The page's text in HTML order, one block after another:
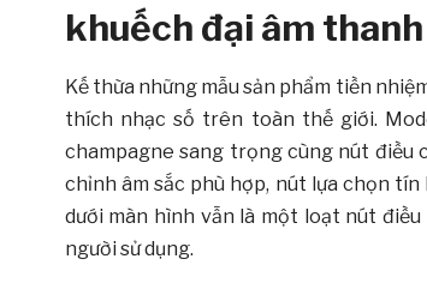
khuếch đại âm
Kế thừa những mẫu sản phẩm tiền
thích nhạc số trên toàn thế giới.
champagne sang trọng cùng nút điều
chỉnh âm sắc phù hợp, nút lựa chọn
dưới màn hình vẫn là một loạt nút
người sử dụng.